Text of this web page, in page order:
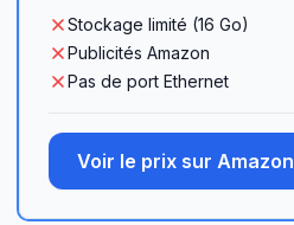
Stockage limité (16 Go)
Publicités Amazon
Pas de port Ethernet
Voir le prix sur Amazon